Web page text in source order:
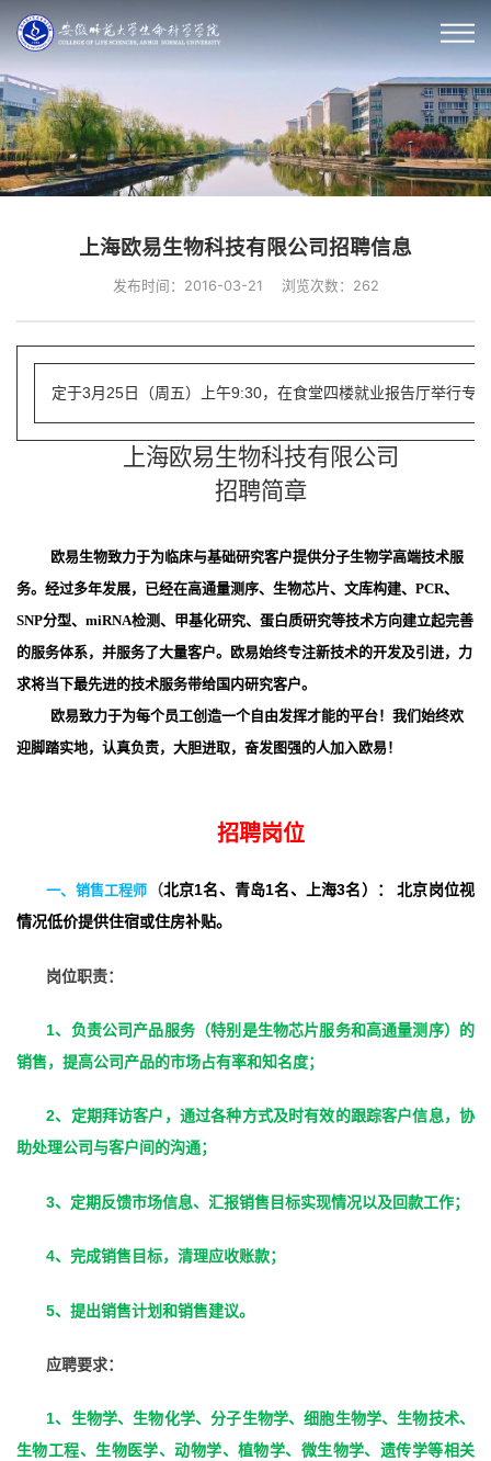
上海欧易生物科技有限公司招聘信息
发布时间：2016-03-21 浏览次数： 262
定于3月25日（周五）上午9:30，在食堂四楼就业报告厅举行专
上海欧易生物科技有限公司
招聘简章
欧易生物致力于为临床与基础研究客户提供分子生物学高端技术服
务。经过多年发展，已经在高通量测序、生物芯片、文库构建、 PCR、
SNP分型、 miRNA检测、甲基化研究、蛋白质研究等技术方向建立起完善
的服务体系，并服务了大量客户。欧易始终专注新技术的开发及引进，力
求将当下最先进的技术服务带给国内研究客户。
欧易致力于为每个员工创造一个自由发挥才能的平台！我们始终欢
迎脚踏实地，认真负责，大胆进取，奋发图强的人加入欧易！
招聘岗位
一、销售工程师 （北京1名、青岛1名、上海3名）：
北京岗位视
情况低价提供住宿或住房补贴。
岗位职责：
1、负责公司产品服务（特别是生物芯片服务和高通量测序）的
销售，提高公司产品的市场占有率和知名度；
2、定期拜访客户，通过各种方式及时有效的跟踪客户信息，协
助处理公司与客户间的沟通；
3、定期反馈市场信息、汇报销售目标实现情况以及回款工作；
4、完成销售目标，清理应收账款；
5、提出销售计划和销售建议。
应聘要求：
1、生物学、生物化学、分子生物学、细胞生物学、生物技术、
生物工程、生物医学、动物学、植物学、微生物学、遗传学等相关